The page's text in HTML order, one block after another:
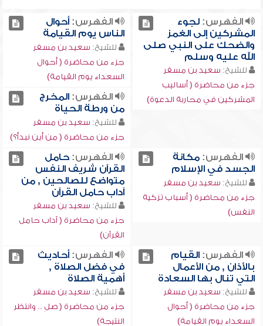
الفهرس:لجوء
المشركين إلى الغمز
والضحك على النبي صلى
الله عليه وسلم
للشيخ: سعيد بن مسفر
جزء من محاضرة ( أساليب
المشركين في محاربة الدعوة)
الفهرس:أحوال
الناس يوم القيامة
للشيخ: سعيد بن مسفر
جزء من محاضرة ( أحوال
السعداء يوم القيامة)
الفهرس:المخرج
من ورطة الحياة
للشيخ: سعيد بن مسفر
جزء من محاضرة ( من أين نبدأ؟)
الفهرس:مكانة
الجسد في الإسلام
للشيخ: سعيد بن مسفر
جزء من محاضرة ( أسباب تزكية
النفس)
الفهرس:حامل
القرآن شريف النفس
متواضع للصالحين , من
آداب حامل القرآن
للشيخ: سعيد بن مسفر
جزء من محاضرة ( آداب حامل
القرآن)
الفهرس:القيام
بالأذان , من الأعمال
التي تنال بها السعادة
للشيخ: سعيد بن مسفر
جزء من محاضرة ( أحوال
السعداء يوم القيامة)
الفهرس:أحاديث
في فضل الصلاة ,
أهمية الصلاة
للشيخ: سعيد بن مسفر
جزء من محاضرة ( صلِ .. وانتظر
النتيجة)